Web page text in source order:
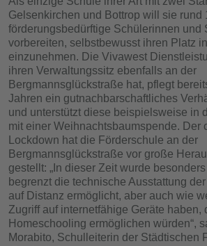
Gelsenkirchen und Bottrop will sie rund
förderungsbedürftige Schülerinnen und
vorbereiten, selbstbewusst ihren Platz
einzunehmen. Die Vivawest
ihren Verwaltungssitz ebenfalls an der
Bergmannsglückstraße hat, pflegt
Jahren ein gutnachbarschaftliches
und unterstützt diese beispielsweise in
mit einer Weihnachtsbaumspende. Der
Lockdown hat die Förderschule an der
Bergmannsglückstraße vor große
gestellt: „In dieser Zeit wurde
begrenzt die technische Ausstattung
auf Distanz ermöglicht, aber auch wie
Zugriff auf internetfähige Geräte haben,
Homeschooling ermöglichen würden“,
Morabito, Schulleiterin der Städtischen